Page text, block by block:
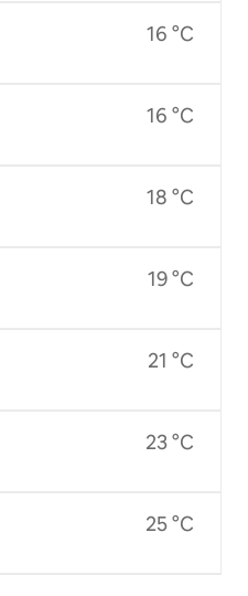
16 °C
16 °C
18 °C
19 °C
21 °C
23 °C
25 °C